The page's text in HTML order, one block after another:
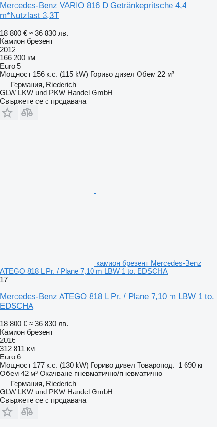
Mercedes-Benz VARIO 816 D Getränkepritsche 4,4
m*Nutzlast 3,3T
18 800 € ≈ 36 830 лв.
Камион брезент
2012
166 200 км
Euro 5
Мощност 156 к.с. (115 kW) Гориво дизел Обем 22 м³
Германия, Riederich
GLW LKW und PKW Handel GmbH
Свържете се с продавача
камион брезент Mercedes-Benz
ATEGO 818 L Pr. / Plane 7,10 m LBW 1 to. EDSCHA
17
Mercedes-Benz ATEGO 818 L Pr. / Plane 7,10 m LBW 1 to.
EDSCHA
18 800 € ≈ 36 830 лв.
Камион брезент
2016
312 811 км
Euro 6
Мощност 177 к.с. (130 kW) Гориво дизел Товаропод. 1 690 кг
Обем 42 м³ Окачване пневматично/пневматично
Германия, Riederich
GLW LKW und PKW Handel GmbH
Свържете се с продавача